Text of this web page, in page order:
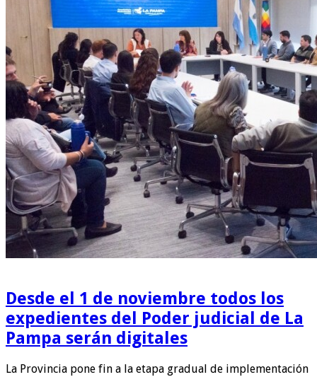
Desde el 1 de noviembre todos los
expedientes del Poder judicial de La
Pampa serán digitales
La Provincia pone fin a la etapa gradual de implementación